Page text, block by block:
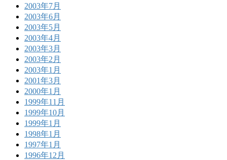
2003年7月
2003年6月
2003年5月
2003年4月
2003年3月
2003年2月
2003年1月
2001年3月
2000年1月
1999年11月
1999年10月
1999年1月
1998年1月
1997年1月
1996年12月